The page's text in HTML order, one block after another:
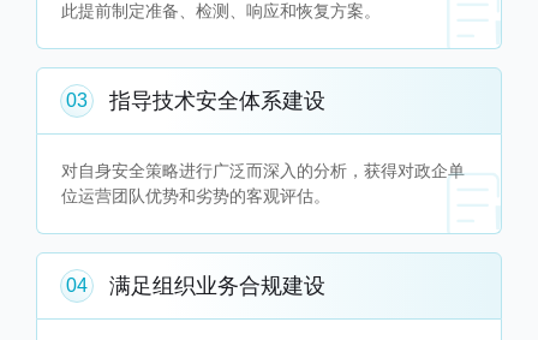
此提前制定准备、检测、响应和恢复方案。
03 指导技术安全体系建设
对自身安全策略进行广泛而深入的分析，获得对政企单
位运营团队优势和劣势的客观评估。
04 满足组织业务合规建设